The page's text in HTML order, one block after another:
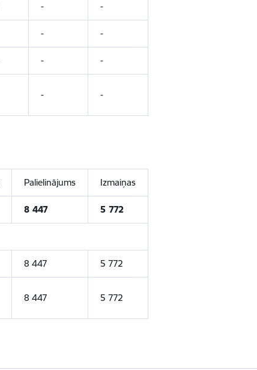
- -
- -
- -
- -
Palielinājums Izmaiņas
8 447 5 772
8 447 5 772
8 447 5 772